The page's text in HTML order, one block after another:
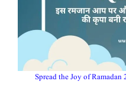
Spread the Joy of